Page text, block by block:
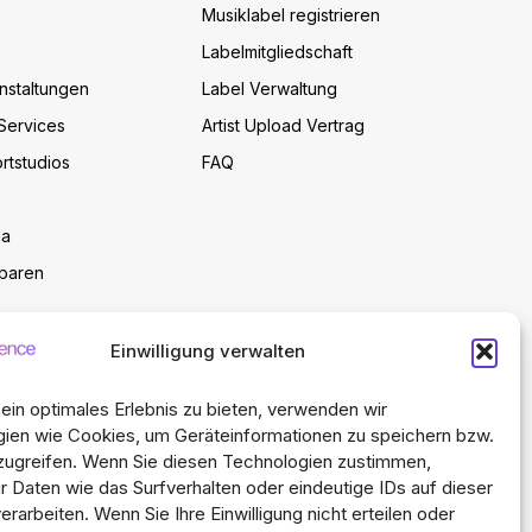
Einwilligung verwalten
optimales Erlebnis zu bieten, verwenden wir
wie Cookies, um Geräteinformationen zu speichern bzw.
Wenn Sie diesen Technologien zustimmen,
Daten wie das Surfverhalten oder eindeutige IDs auf dieser
Wenn Sie Ihre Einwilligung nicht erteilen oder
Musiklabel registrieren
Labelmitgliedschaft
Label Verwaltung
Artist Upload Vertrag
FAQ